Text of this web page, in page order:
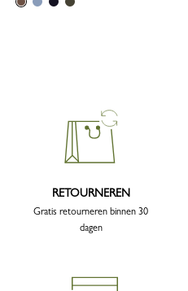
RETOURNEREN
Gratis retourneren binnen 30
dagen